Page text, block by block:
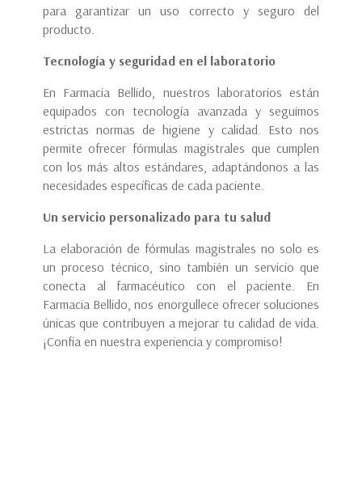
para garantizar un uso correcto y seguro del
producto.
Tecnología y seguridad en el laboratorio
En Farmacia Bellido, nuestros laboratorios están
equipados con tecnología avanzada y seguimos
estrictas normas de higiene y calidad. Esto nos
permite ofrecer fórmulas magistrales que cumplen
con los más altos estándares, adaptándonos a las
necesidades específicas de cada paciente.
Un servicio personalizado para tu salud
La elaboración de fórmulas magistrales no solo es
un proceso técnico, sino también un servicio que
conecta al farmacéutico con el paciente. En
Farmacia Bellido, nos enorgullece ofrecer soluciones
únicas que contribuyen a mejorar tu calidad de vida.
¡Confía en nuestra experiencia y compromiso!